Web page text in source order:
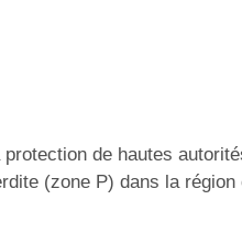
de hautes
(zone P) dans la